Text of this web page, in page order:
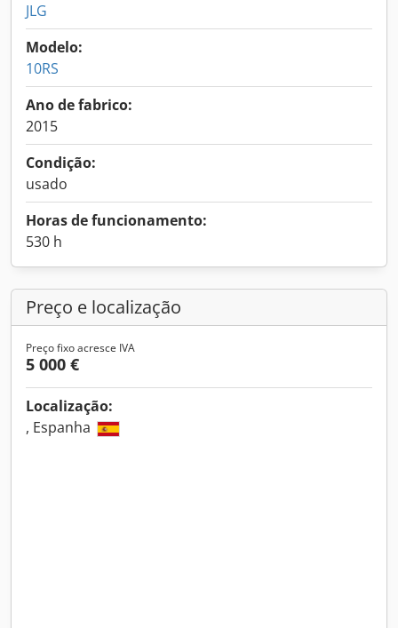
JLG
Modelo:
10RS
Ano de fabrico:
2015
Condição:
usado
Horas de funcionamento:
530 h
Preço e localização
Preço fixo acresce IVA
5 000 €
Localização:
, Espanha